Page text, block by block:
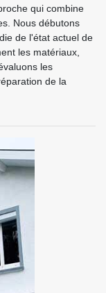
qui combine
Nous débutons
de l'état actuel de
les matériaux,
les
de la